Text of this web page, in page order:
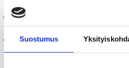
Suostumus
kulttuuri- ja vapaa-aikalautakunta
vuoden nuorisopalkinto, jonka
nuorisovaltuusto
vuoden kestävän kehityksen
valinnut kaupunkikehitysosasto.